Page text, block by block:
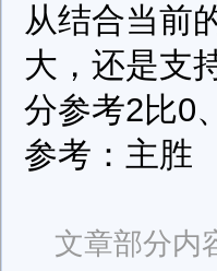
从结合当前
大，还是支
分参考2比0
参考：主胜
文章部分内